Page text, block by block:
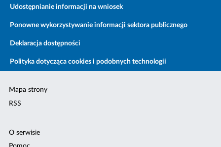
Udostępnianie informacji na wniosek
Ponowne wykorzystywanie informacji sektora publicznego
Deklaracja dostępności
Polityka dotycząca cookies i podobnych technologii
Mapa strony
RSS
O serwisie